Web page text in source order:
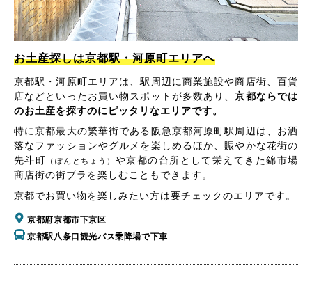
お土産探しは京都駅・河原町エリアへ
京都駅・河原町エリアは、駅周辺に商業施設や商店街、百貨
店などといったお買い物スポットが多数あり、京都ならでは
のお土産を探すのにピッタリなエリアです。
特に京都最大の繁華街である阪急京都河原町駅周辺は、お洒
落なファッションやグルメを楽しめるほか、賑やかな花街の
先斗町
（ぽんとちょう） や京都の台所として栄えてきた錦市場
商店街の街ブラを楽しむこともできます。
京都でお買い物を楽しみたい方は要チェックのエリアです。
京都府京都市下京区
京都駅八条口観光バス乗降場で下車